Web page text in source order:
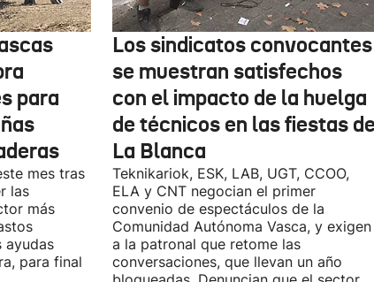
para
mes tras
las
más
ayudas
para final
Los sindicatos convocantes
se muestran satisfechos
con el impacto de la huelga
de técnicos en las fiestas de
La Blanca
Teknikariok, ESK, LAB, UGT, CCOO,
ELA y CNT negocian el primer
convenio de espectáculos de la
Comunidad Autónoma Vasca, y exigen
a la patronal que retome las
conversaciones, que llevan un año